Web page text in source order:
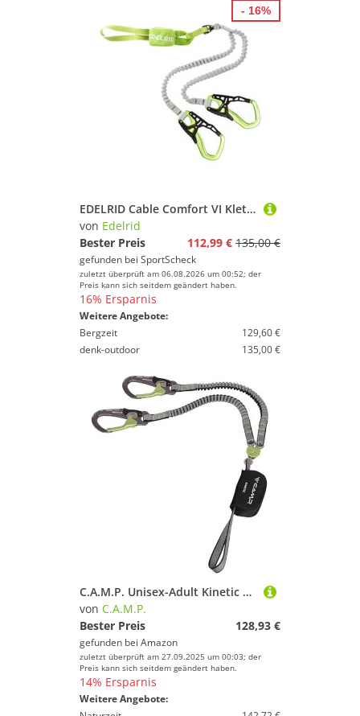
EDELRID Cable Comfort VI Klettersteigset
von Edelrid
Bester Preis
112,99 € 135,00 €
gefunden bei SportScheck
zuletzt überprüft am 06.08.2026 um 00:52; der
Preis kann sich seitdem geändert haben.
16% Ersparnis
Weitere Angebote:
Bergzeit
129,60 €
denk-outdoor
135,00 €
- 16%
C.A.M.P. Unisex-Adult Kinetic GYRO Rewind PRO-Klettersteigset, Grau/Schwarz/Grün, Einheitsgröße
von C.A.M.P.
Bester Preis
128,93 €
gefunden bei Amazon
zuletzt überprüft am 27.09.2025 um 00:03; der
Preis kann sich seitdem geändert haben.
14% Ersparnis
Weitere Angebote: